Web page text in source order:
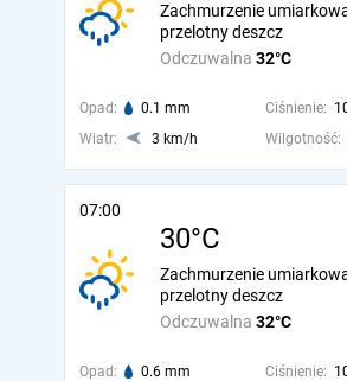
Odczuwalna 32°C
Zachmurzenie
przelotny deszcz
Opad: 0.1 mm Ciśnienie:
Wiatr:
3 km/h Wilgotność:
07:00
30°C
Odczuwalna 32°C
Zachmurzenie
przelotny deszcz
Opad: 0.6 mm Ciśnienie: